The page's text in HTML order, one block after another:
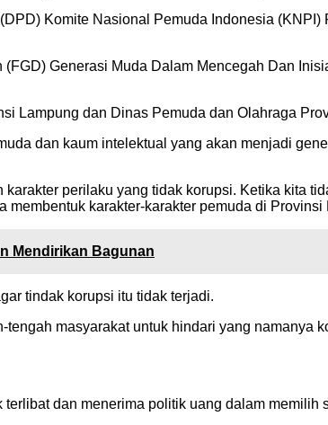
Komite Nasional Pemuda Indonesia
Generasi Muda Dalam Mencegah Dan
Lampung dan Dinas Pemuda dan Olahraga
dan kaum intelektual yang akan menjadi
perilaku yang tidak korupsi. Ketika kita
karakter-karakter pemuda di Provinsi
Mendirikan Bagunan
tindak korupsi itu tidak terjadi.
masyarakat untuk hindari yang namanya
dan menerima politik uang dalam memilih